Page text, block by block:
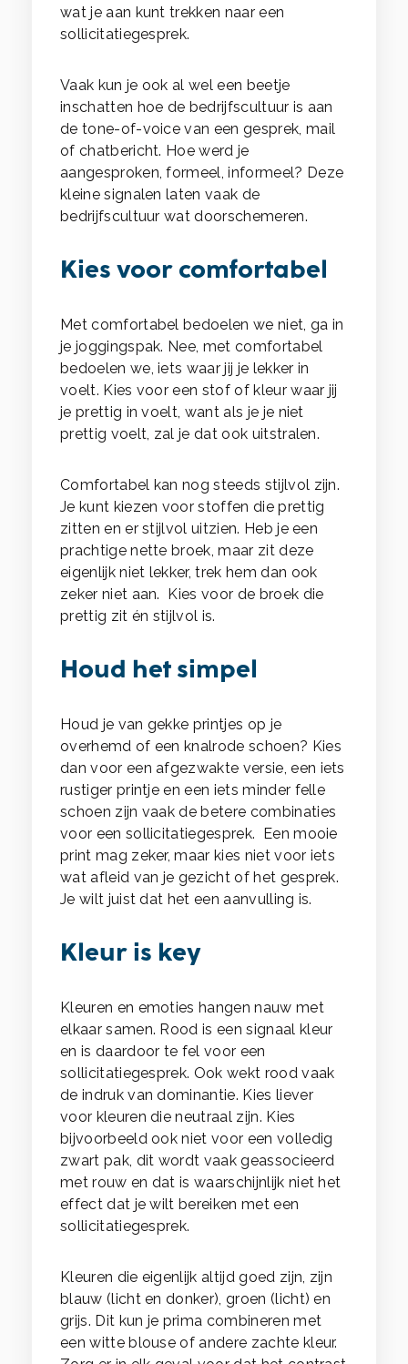
wat je aan kunt trekken naar een
sollicitatiegesprek.
Vaak kun je ook al wel een beetje
inschatten hoe de bedrijfscultuur is aan
de tone-of-voice van een gesprek, mail
of chatbericht. Hoe werd je
aangesproken, formeel, informeel? Deze
kleine signalen laten vaak de
bedrijfscultuur wat doorschemeren.
Kies voor comfortabel
Met comfortabel bedoelen we niet, ga in
je joggingspak. Nee, met comfortabel
bedoelen we, iets waar jij je lekker in
voelt. Kies voor een stof of kleur waar jij
je prettig in voelt, want als je je niet
prettig voelt, zal je dat ook uitstralen.
Comfortabel kan nog steeds stijlvol zijn.
Je kunt kiezen voor stoffen die prettig
zitten en er stijlvol uitzien. Heb je een
prachtige nette broek, maar zit deze
eigenlijk niet lekker, trek hem dan ook
zeker niet aan. Kies voor de broek die
prettig zit én stijlvol is.
Houd het simpel
Houd je van gekke printjes op je
overhemd of een knalrode schoen? Kies
dan voor een afgezwakte versie, een iets
rustiger printje en een iets minder felle
schoen zijn vaak de betere combinaties
voor een sollicitatiegesprek. Een mooie
print mag zeker, maar kies niet voor iets
wat afleid van je gezicht of het gesprek.
Je wilt juist dat het een aanvulling is.
Kleur is key
Kleuren en emoties hangen nauw met
elkaar samen. Rood is een signaal kleur
en is daardoor te fel voor een
sollicitatiegesprek. Ook wekt rood vaak
de indruk van dominantie. Kies liever
voor kleuren die neutraal zijn. Kies
bijvoorbeeld ook niet voor een volledig
zwart pak, dit wordt vaak geassocieerd
met rouw en dat is waarschijnlijk niet het
effect dat je wilt bereiken met een
sollicitatiegesprek.
Kleuren die eigenlijk altijd goed zijn, zijn
blauw (licht en donker), groen (licht) en
grijs. Dit kun je prima combineren met
een witte blouse of andere zachte kleur.